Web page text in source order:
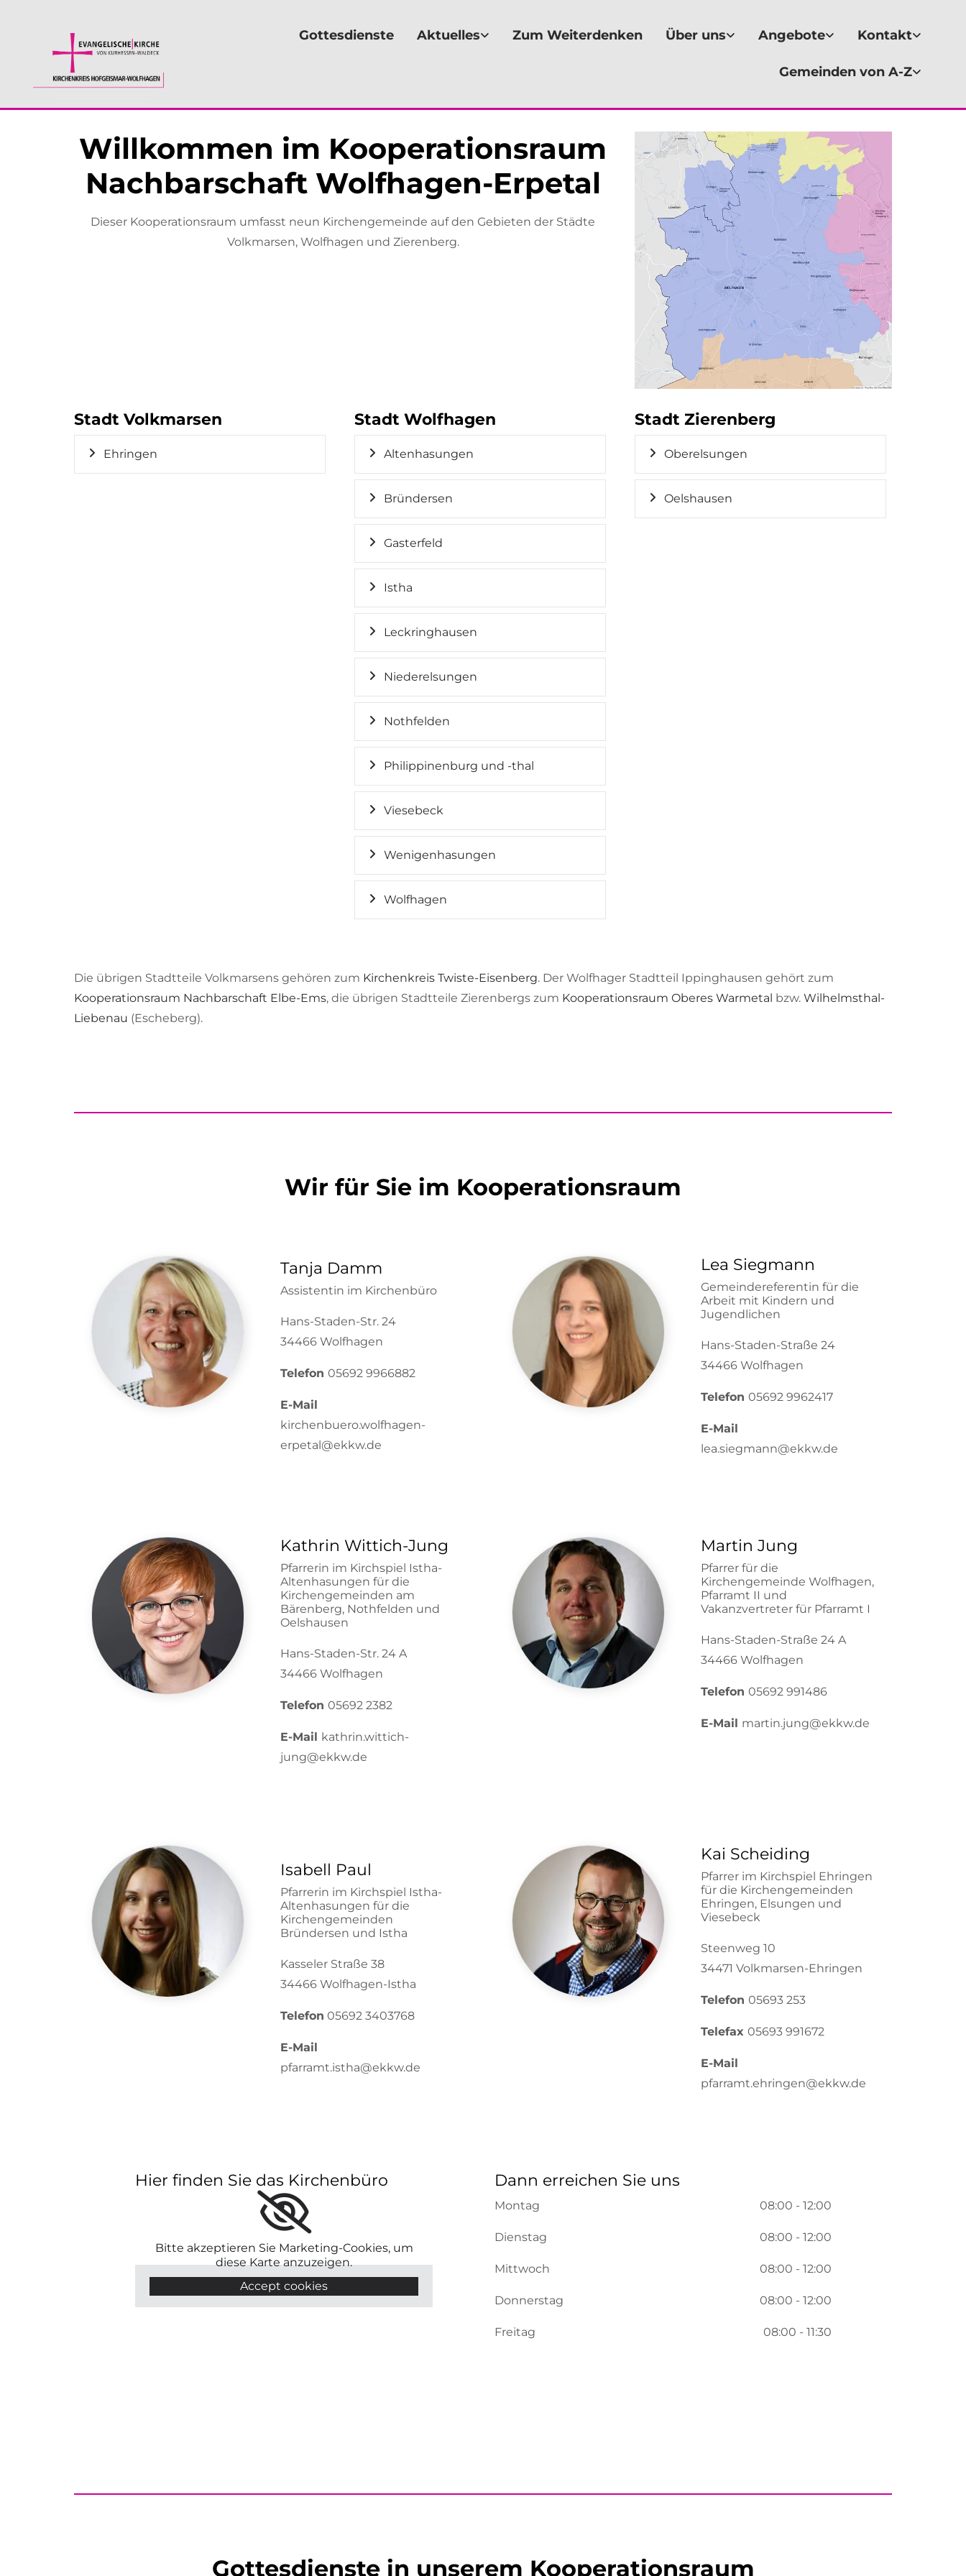
Gottesdienste Aktuelles Zum Weiterdenken Über uns Angebote Kontakt
Gemeinden von A-Z
Willkommen im Kooperationsraum
Nachbarschaft Wolfhagen-Erpetal
Dieser Kooperationsraum umfasst neun Kirchengemeinde auf den Gebieten der Städte
Volkmarsen, Wolfhagen und Zierenberg.
Stadt Volkmarsen
Ehringen
Stadt Wolfhagen
Altenhasungen
Bründersen
Gasterfeld
Istha
Leckringhausen
Niederelsungen
Nothfelden
Philippinenburg und -thal
Viesebeck
Wenigenhasungen
Wolfhagen
Stadt Zierenberg
Oberelsungen
Oelshausen
Die übrigen Stadtteile Volkmarsens gehören zum Kirchenkreis Twiste-Eisenberg. Der Wolfhager Stadtteil Ippinghausen gehört zum
Kooperationsraum Nachbarschaft Elbe-Ems, die übrigen Stadtteile Zierenbergs zum Kooperationsraum Oberes Warmetal bzw. Wilhelmsthal-
Liebenau (Escheberg).
Wir für Sie im Kooperationsraum
Tanja Damm
Assistentin im Kirchenbüro
Hans-Staden-Str. 24
34466 Wolfhagen
Telefon 05692 9966882
E-Mail
kirchenbuero.wolfhagen-
erpetal@ekkw.de
Lea Siegmann
Gemeindereferentin für die
Arbeit mit Kindern und
Jugendlichen
Hans-Staden-Straße 24
34466 Wolfhagen
Telefon 05692 9962417
E-Mail
lea.siegmann@ekkw.de
Kathrin Wittich-Jung
Pfarrerin im Kirchspiel Istha-
Altenhasungen für die
Kirchengemeinden am
Bärenberg, Nothfelden und
Oelshausen
Hans-Staden-Str. 24 A
34466 Wolfhagen
Telefon 05692 2382
E-Mail kathrin.wittich-
jung@ekkw.de
Martin Jung
Pfarrer für die
Kirchengemeinde Wolfhagen,
Pfarramt II und
Vakanzvertreter für Pfarramt I
Hans-Staden-Straße 24 A
34466 Wolfhagen
Telefon 05692 991486
E-Mail martin.jung@ekkw.de
Isabell Paul
Pfarrerin im Kirchspiel Istha-
Altenhasungen für die
Kirchengemeinden
Bründersen und Istha
Kasseler Straße 38
34466 Wolfhagen-Istha
Telefon 05692 3403768
E-Mail
pfarramt.istha@ekkw.de
Kai Scheiding
Pfarrer im Kirchspiel Ehringen
für die Kirchengemeinden
Ehringen, Elsungen und
Viesebeck
Steenweg 10
34471 Volkmarsen-Ehringen
Telefon 05693 253
Telefax 05693 991672
E-Mail
pfarramt.ehringen@ekkw.de
Hier finden Sie das Kirchenbüro
Bitte akzeptieren Sie Marketing-Cookies, um
diese Karte anzuzeigen.
Accept cookies
Dann erreichen Sie uns
Montag 08:00 - 12:00
Dienstag 08:00 - 12:00
Mittwoch 08:00 - 12:00
Donnerstag 08:00 - 12:00
Freitag 08:00 - 11:30
Gottesdienste in unserem Kooperationsraum